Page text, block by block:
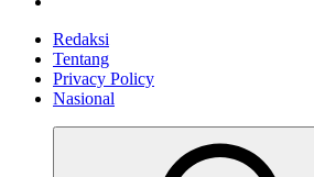
Redaksi
Tentang
Privacy Policy
Nasional